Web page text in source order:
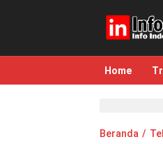
infonesia.me
Info
Home
Beranda